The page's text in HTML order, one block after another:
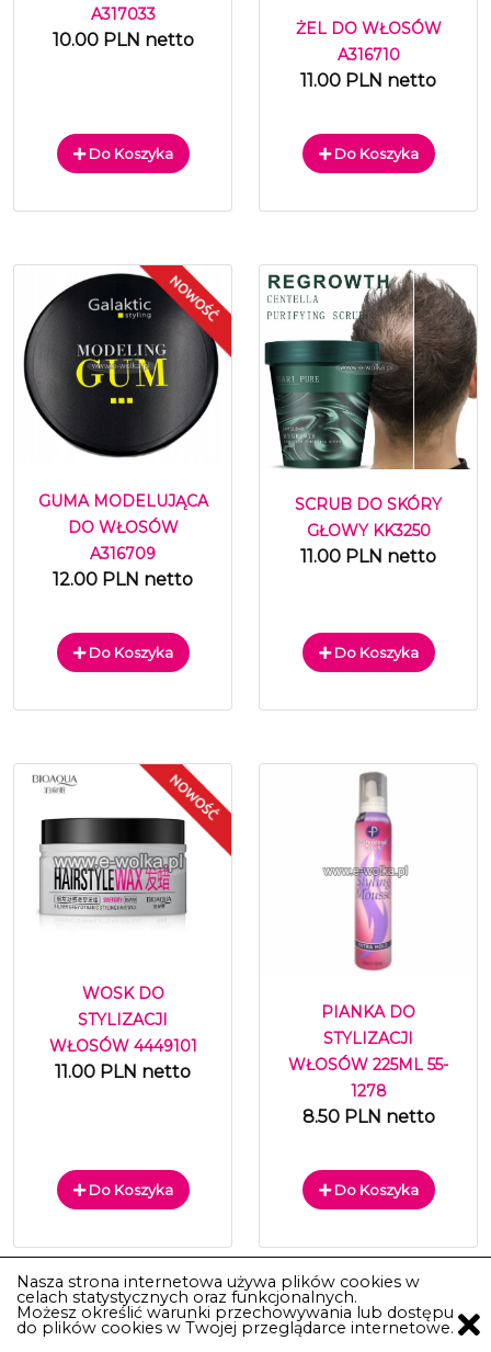
A317033
10.00 PLN netto
Do Koszyka
ŻEL DO WŁOSÓW
A316710
11.00 PLN netto
Do Koszyka
GUMA MODELUJĄCA
DO WŁOSÓW
A316709
12.00 PLN netto
Do Koszyka
SCRUB DO SKÓRY
GŁOWY KK3250
11.00 PLN netto
Do Koszyka
WOSK DO
STYLIZACJI
WŁOSÓW 4449101
11.00 PLN netto
Do Koszyka
PIANKA DO
STYLIZACJI
WŁOSÓW 225ML 55-
1278
8.50 PLN netto
Do Koszyka
Nasza strona internetowa używa plików cookies w
celach statystycznych oraz funkcjonalnych.
Możesz określić warunki przechowywania lub dostępu
do plików cookies w Twojej przeglądarce internetowe.